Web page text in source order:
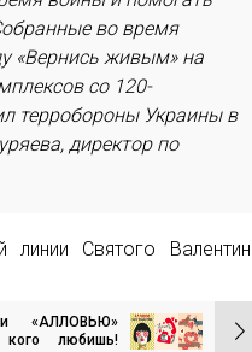
во время
«Вернись живым» на
со 120-
терробороны Украины в
директор по
линии Святого
«АЛЛОВЬЮ»
любишь!